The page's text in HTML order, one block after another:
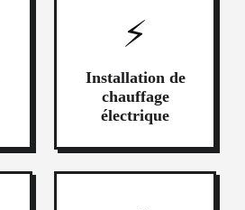
⚡
Installation de
chauffage
électrique